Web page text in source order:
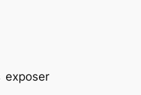
exposer